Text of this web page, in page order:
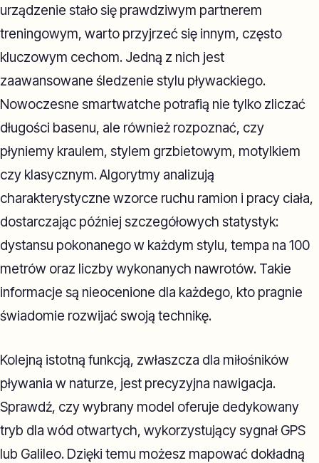
urządzenie stało się prawdziwym partnerem
treningowym, warto przyjrzeć się innym, często
kluczowym cechom. Jedną z nich jest
zaawansowane śledzenie stylu pływackiego.
Nowoczesne smartwatche potrafią nie tylko zliczać
długości basenu, ale również rozpoznać, czy
płyniemy kraulem, stylem grzbietowym, motylkiem
czy klasycznym. Algorytmy analizują
charakterystyczne wzorce ruchu ramion i pracy ciała,
dostarczając później szczegółowych statystyk:
dystansu pokonanego w każdym stylu, tempa na 100
metrów oraz liczby wykonanych nawrotów. Takie
informacje są nieocenione dla każdego, kto pragnie
świadomie rozwijać swoją technikę.
Kolejną istotną funkcją, zwłaszcza dla miłośników
pływania w naturze, jest precyzyjna nawigacja.
Sprawdź, czy wybrany model oferuje dedykowany
tryb dla wód otwartych, wykorzystujący sygnał GPS
lub Galileo. Dzięki temu możesz mapować dokładną